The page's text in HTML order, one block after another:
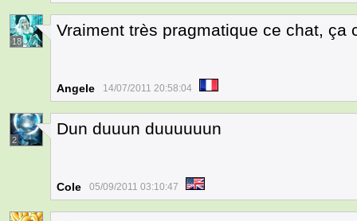
18
Vraiment très pragmatique ce chat, ça
Angele 14/07/2011 20:58:04
2
Dun duuun duuuuuun
Cole 05/09/2011 03:10:47